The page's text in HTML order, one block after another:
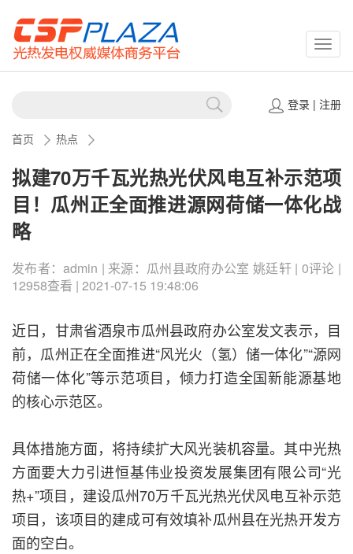
登录| 注册
首页 热点
拟建70万千瓦光热光伏风电互补示范项
目！瓜州正全面推进源网荷储一体化战
略
发布者：admin | 来源：瓜州县政府办公室 姚廷轩 | 0评论 |
12958查看 | 2021-07-15 19:48:06
近日，甘肃省酒泉市瓜州县政府办公室发文表示，目
前，瓜州正在全面推进“风光火（氢）储一体化”“源网
荷储一体化”等示范项目，倾力打造全国新能源基地
的核心示范区。
具体措施方面，将持续扩大风光装机容量。其中光热
方面要大力引进恒基伟业投资发展集团有限公司“光
热+”项目，建设瓜州70万千瓦光热光伏风电互补示范
项目，该项目的建成可有效填补瓜州县在光热开发方
面的空白。